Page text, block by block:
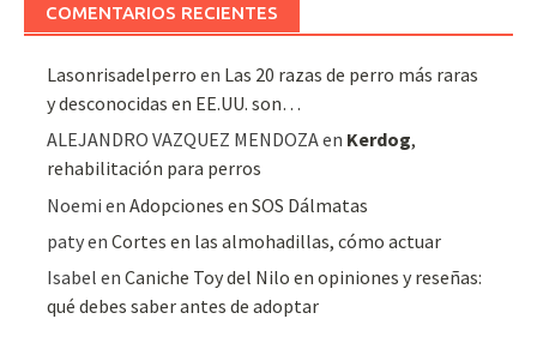
COMENTARIOS RECIENTES
Lasonrisadelperro en Las 20 razas de perro más raras
y desconocidas en EE.UU. son…
ALEJANDRO VAZQUEZ MENDOZAen Kerdog,
rehabilitación para perros
Noemi enAdopciones en SOS Dálmatas
patyenCortes en las almohadillas, cómo actuar
Isabel enCaniche Toy del Nilo en opiniones y reseñas:
qué debes saber antes de adoptar